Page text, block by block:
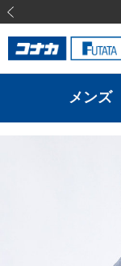
前の画像
メンズ